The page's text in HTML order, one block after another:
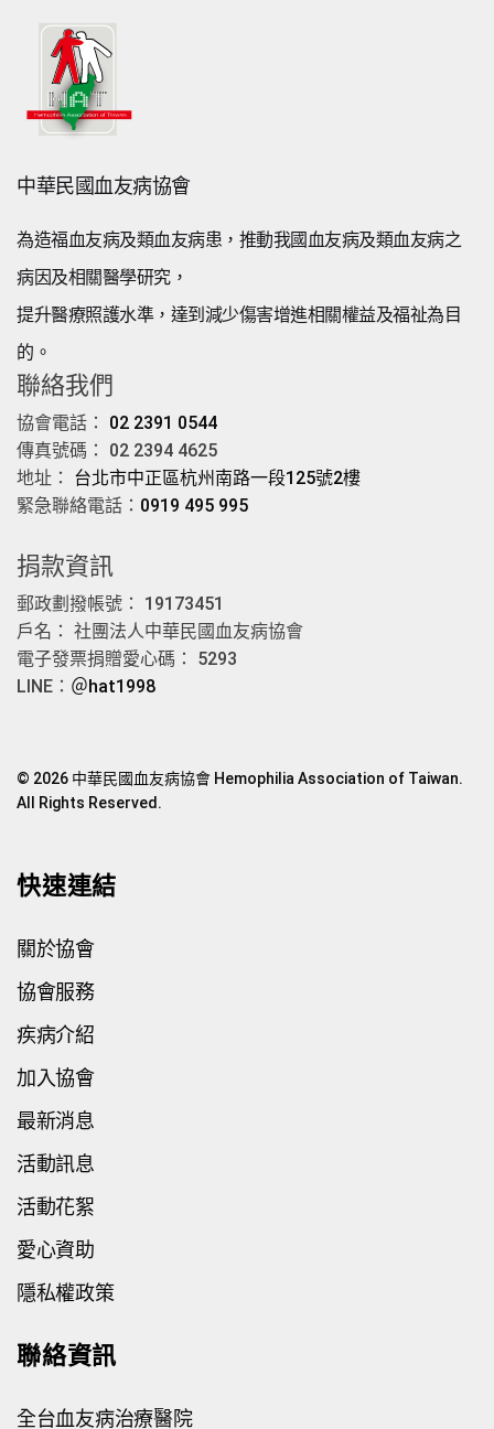
中華民國血友病協會
為造福血友病及類血友病患，推動我國血友病及類血友病之
病因及相關醫學研究，
提升醫療照護水準，達到減少傷害增進相關權益及福祉為目
的。
聯絡我們
協會電話： 02 2391 0544
傳真號碼： 02 2394 4625
地址： 台北市中正區杭州南路一段125號2樓
緊急聯絡電話： 0919 495 995
捐款資訊
郵政劃撥帳號： 19173451
戶名： 社團法人中華民國血友病協會
電子發票捐贈愛心碼： 5293
LINE： ＠hat1998
© 2026 中華民國血友病協會 Hemophilia Association of Taiwan.
All Rights Reserved.
快速連結
關於協會
協會服務
疾病介紹
加入協會
最新消息
活動訊息
活動花絮
愛心資助
隱私權政策
聯絡資訊
全台血友病治療醫院